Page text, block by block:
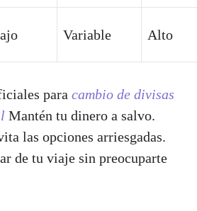
Variable Alto
para cambio de divisas
Mantén tu dinero a salvo.
las opciones arriesgadas.
de tu viaje sin preocuparte